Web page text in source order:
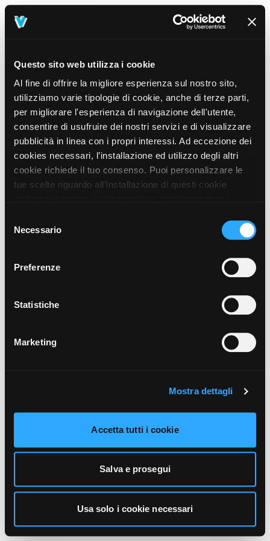
Questo sito web utilizza i cookie
Al fine di offrire la migliore esperienza sul nostro sito,
utilizziamo varie tipologie di cookie, anche di terze parti,
per migliorare l'esperienza di navigazione dell'utente,
consentire di usufruire dei nostri servizi e di visualizzare
pubblicità in linea con i propri interessi. Ad eccezione dei
cookies necessari, l’installazione ed utilizzo degli altri
cookie richiede il tuo consenso. Puoi personalizzare le
tue scelte riguardo all’installazione di questi cookie
prosegui” o decidere di accettare tutti i cookie, cliccando
sul pulsante “Accetta tutti i cookie”. Cliccando sul tasto
unicamente i cookie necessari alla navigazione. Per
funzionamento, puoi prendere visione dell’informativa
cliccando qui.
delNecessario
Preferenze
Statistiche
Marketing
Mostra dettagli
Accetta tutti i cookie
Salva e prosegui
Usa solo i cookie necessari
404